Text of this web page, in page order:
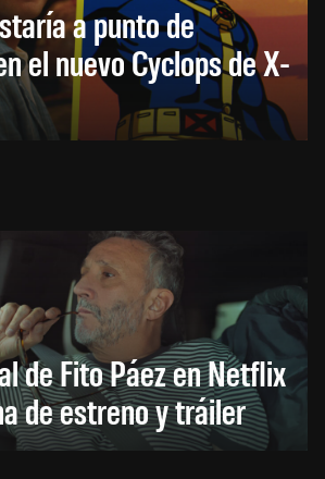
a punto de
el nuevo Cyclops de X-
de Fito Páez en Netflix
de estreno y tráiler